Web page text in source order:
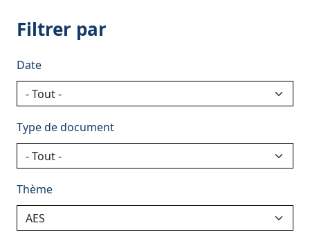
Filtrer par
Date
Type de document
Thème